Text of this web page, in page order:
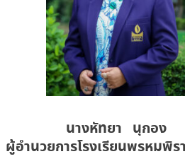
นางหัทยา นุกอง
ผู้อำนวยการโรงเรียนพรหมพิร